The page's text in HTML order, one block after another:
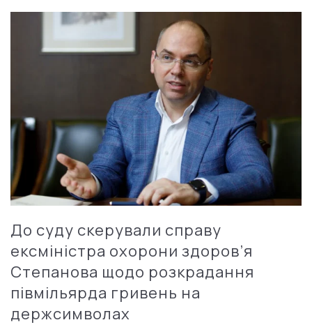
До суду скерували справу
ексміністра охорони здоров’я
Степанова щодо розкрадання
півмільярда гривень на
держсимволах